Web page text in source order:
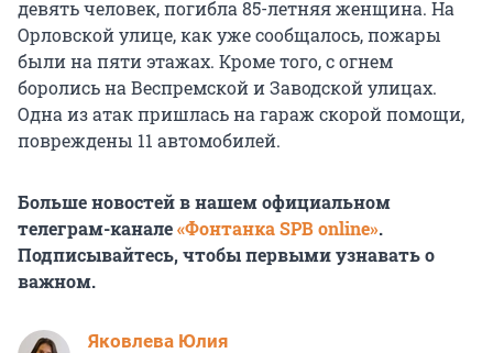
девять человек, погибла 85-летняя женщина. На
Орловской улице, как уже сообщалось, пожары
были на пяти этажах. Кроме того, с огнем
боролись на Веспремской и Заводской улицах.
Одна из атак пришлась на гараж скорой помощи,
повреждены 11 автомобилей.
Больше новостей в нашем официальном
телеграм-канале«Фонтанка SPB online».
Подписывайтесь, чтобы первыми узнавать о
важном.
Яковлева Юлия